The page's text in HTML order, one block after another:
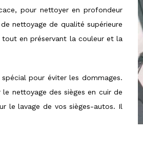
pour nettoyer en profondeur
nettoyage de qualité supérieure
en préservant la couleur et la
pour éviter les dommages.
le nettoyage des sièges en cuir de
le lavage de vos sièges-autos. Il